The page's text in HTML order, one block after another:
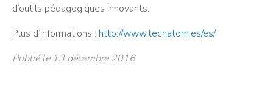
d’outils pédagogiques innovants.
Plus d’informations : http://www.tecnatom.es/es/
Publié le 13 décembre 2016